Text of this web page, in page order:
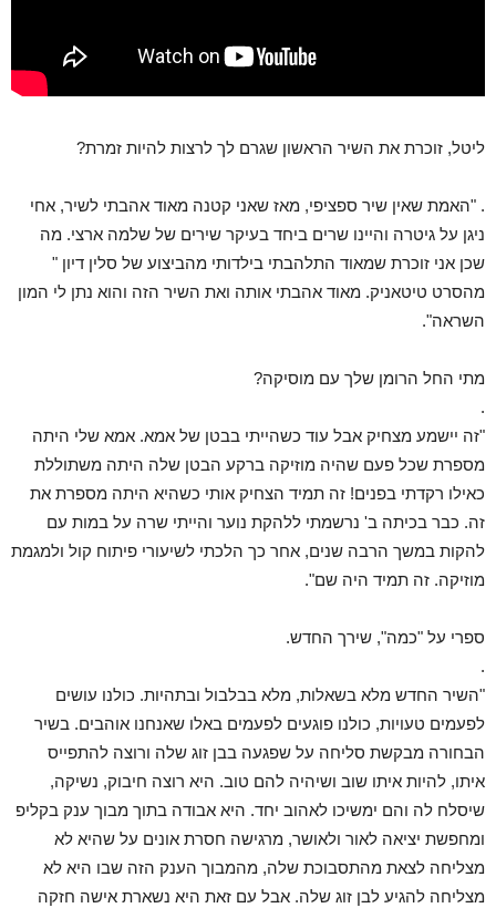
ליטל, זוכרת את השיר הראשון שגרם לך לרצות להיות זמרת?
. "האמת שאין שיר ספציפי, מאז שאני קטנה מאוד אהבתי לשיר, אחי
ניגן על גיטרה והיינו שרים ביחד בעיקר שירים של שלמה ארצי. מה
שכן אני זוכרת שמאוד התלהבתי בילדותי מהביצוע של סלין דיון "
מהסרט טיטאניק. מאוד אהבתי אותה ואת השיר הזה והוא נתן לי המון
השראה".
מתי החל הרומן שלך עם מוסיקה?
.
"זה יישמע מצחיק אבל עוד כשהייתי בבטן של אמא. אמא שלי היתה
מספרת שכל פעם שהיה מוזיקה ברקע הבטן שלה היתה משתוללת
כאילו רקדתי בפנים! זה תמיד הצחיק אותי כשהיא היתה מספרת את
זה. כבר בכיתה ב' נרשמתי ללהקת נוער והייתי שרה על במות עם
להקות במשך הרבה שנים, אחר כך הלכתי לשיעורי פיתוח קול ולמגמת
מוזיקה. זה תמיד היה שם".
ספרי על "כמה", שירך החדש.
.
"השיר החדש מלא בשאלות, מלא בבלבול ובתהיות. כולנו עושים
לפעמים טעויות, כולנו פוגעים לפעמים באלו שאנחנו אוהבים. בשיר
הבחורה מבקשת סליחה על שפגעה בבן זוג שלה ורוצה להתפייס
איתו, להיות איתו שוב ושיהיה להם טוב. היא רוצה חיבוק, נשיקה,
שיסלח לה והם ימשיכו לאהוב יחד. היא אבודה בתוך מבוך ענק בקליפ
ומחפשת יציאה לאור ולאושר, מרגישה חסרת אונים על שהיא לא
מצליחה לצאת מהתסבוכת שלה, מהמבוך הענק הזה שבו היא לא
מצליחה להגיע לבן זוג שלה. אבל עם זאת היא נשארת אישה חזקה